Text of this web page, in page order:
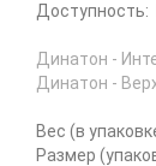
Доступность:
Динатон -
Динатон -
Вес (в
Размер